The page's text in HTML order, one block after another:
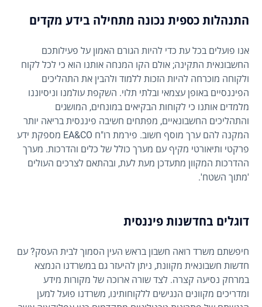
התנהלות כספית נכונה מתחילה בידע מקדים
אנו פועלים בכל עת כדי להיות הגורם האמון על פעילותכם
החשבונאית התקינה; אולם הקו המנחה אותנו הוא כי לכל לקוח
ולקוחה מוכרחה להיות הזכות ללמוד ולהבין את התהליכים
הפיננסיים באופן עצמאי ובלתי תלוי. השקפת עולמנו וניסיוננו
מלמדים אותנו כי לקוחות הבקיאים במונחים, המושגים
והתהליכים החשבונאיים, מפתחים חשיבה פיננסית בריאה יותר
המקנה להם ערך מוסף חשוב. פירמת רו"ח EA&CO מספקת ידע
פרקטי ותיאורטי מקיף עם מערך כולל של כלים והדרכות. מערך
ההדרכות המקוון מתעדכן מעת לעת, ובהתאם לצרכים העולים
'מתוך השטח'.
דוגלים בחדשנות פיננסית
חיפשתם משרד רואה חשבון בראש העין הסמוך לבית העסק? עם
חדשות חשבונאית מקוונת, ניתן להיעזר גם במשרדנו הנמצא
במרחק נסיעה קצרה. לצד שורה ארוכה של מקורות מידע
ומדריכים מקוונים הנגישים ללקוחותינו, משרדנו פועל למען